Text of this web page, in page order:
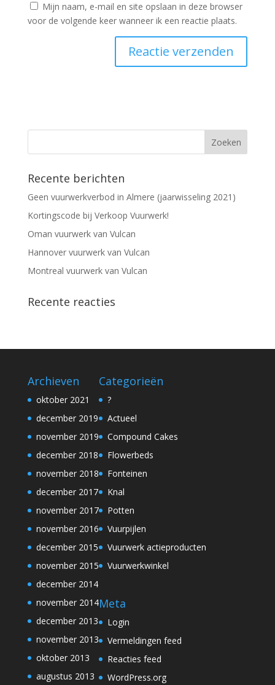
Mijn naam, e-mail en site opslaan in deze browser
voor de volgende keer wanneer ik een reactie plaats.
Recente berichten
Geen vuurwerkverbod in Almere (jaarwisseling 2021)
Kortingscode bij Verkoop Vuurwerk!
Oman vuurwerk van Vulcan
Hannover vuurwerk van Vulcan
Montreal vuurwerk van Vulcan
Recente reacties
Archieven
oktober 2021
december 2019
november 2019
december 2018
november 2018
december 2017
november 2017
november 2016
december 2015
november 2015
december 2014
november 2014
december 2013
november 2013
oktober 2013
augustus 2013
Categorieën
?
Actueel
Compound Cakes
Flowerbeds
Fonteinen
Knal
Potten
Vuurpijlen
Vuurwerk actieproducten
Vuurwerkwinkel
Meta
Login
Vermeldingen feed
Reacties feed
WordPress.org